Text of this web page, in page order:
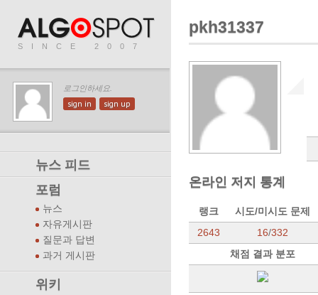
SINCE 2007
로그인하세요.
sign in sign up
뉴스 피드
포럼
뉴스
자유게시판
질문과 답변
과거 게시판
위키
pkh31337
온라인 저지 통계
랭크
시도/미시도 문제
2643
16/332
채점 결과 분포